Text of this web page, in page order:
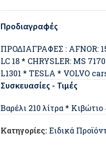
Προδιαγραφές
ΠΡΟΔΙΑΓΡΑΦΕΣ : AFNOR:
LC 18 * CHRYSLER: MS
L1301 * TESLA * VOLVO
Συσκευασίες - Τιμές
Βαρέλι 210 λίτρα *
Κατηγορίες:Ειδικά